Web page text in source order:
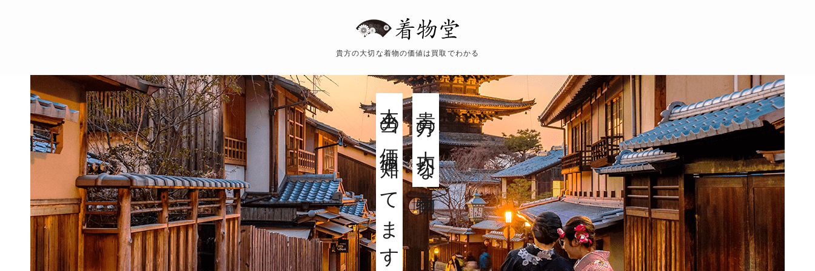
貴方の大切な着物の価値は買取でわかる
着物をもっと身近に。
着物の価値がわかる着物堂査定してわかる
眠っている着物の価値貴方の大切な着物
本当の価値知ってますか？